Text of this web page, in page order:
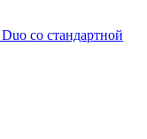
со стандартной